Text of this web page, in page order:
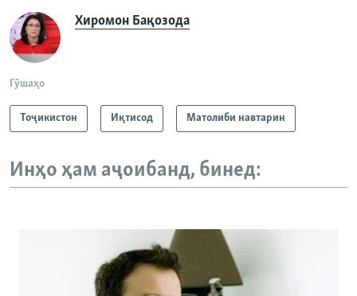
Хиромон Бақозода
Гӯшаҳо
Тоҷикистон Иқтисод Матолиби навтарин
Инҳо ҳам аҷоибанд, бинед: